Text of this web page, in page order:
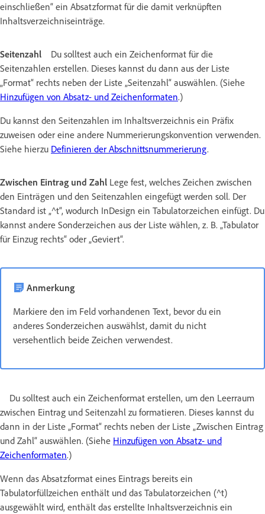
einschließen“ ein Absatzformat für die damit verknüpften
Inhaltsverzeichniseinträge.
Seitenzahl
Du solltest auch ein Zeichenformat für die
Seitenzahlen erstellen. Dieses kannst du dann aus der Liste
„Format“ rechts neben der Liste „Seitenzahl“ auswählen. (Siehe
Hinzufügen von Absatz- und Zeichenformaten.)
Du kannst den Seitenzahlen im Inhaltsverzeichnis ein Präfix
zuweisen oder eine andere Nummerierungskonvention verwenden.
Siehe hierzu Definieren der Abschnittsnummerierung.
Zwischen Eintrag und Zahl Lege fest, welches Zeichen zwischen
den Einträgen und den Seitenzahlen eingefügt werden soll. Der
Standard ist „^t“, wodurch InDesign ein Tabulatorzeichen einfügt. Du
kannst andere Sonderzeichen aus der Liste wählen, z. B. „Tabulator
für Einzug rechts“ oder „Geviert“.
Anmerkung
Markiere den im Feld vorhandenen Text, bevor du ein
anderes Sonderzeichen auswählst, damit du nicht
versehentlich beide Zeichen verwendest.
Du solltest auch ein Zeichenformat erstellen, um den Leerraum
zwischen Eintrag und Seitenzahl zu formatieren. Dieses kannst du
dann in der Liste „Format“ rechts neben der Liste „Zwischen Eintrag
und Zahl“ auswählen. (Siehe Hinzufügen von Absatz- und
Zeichenformaten.)
Wenn das Absatzformat eines Eintrags bereits ein
Tabulatorfüllzeichen enthält und das Tabulatorzeichen (^t)
ausgewählt wird, enthält das erstellte Inhaltsverzeichnis ein